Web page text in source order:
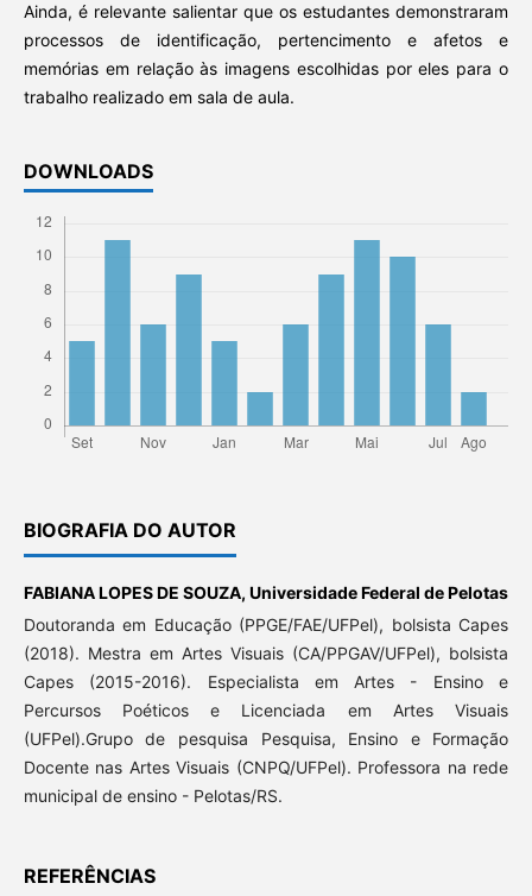
Ainda, é relevante salientar que os estudantes demonstraram
processos de identificação, pertencimento e afetos e
memórias em relação às imagens escolhidas por eles para o
trabalho realizado em sala de aula.
DOWNLOADS
BIOGRAFIA DO AUTOR
FABIANA LOPES DE SOUZA, Universidade Federal de Pelotas
Doutoranda em Educação (PPGE/FAE/UFPel), bolsista Capes
(2018). Mestra em Artes Visuais (CA/PPGAV/UFPel), bolsista
Capes (2015-2016). Especialista em Artes - Ensino e
Percursos Poéticos e Licenciada em Artes Visuais
(UFPel).Grupo de pesquisa Pesquisa, Ensino e Formação
Docente nas Artes Visuais (CNPQ/UFPel). Professora na rede
municipal de ensino - Pelotas/RS.
REFERÊNCIAS